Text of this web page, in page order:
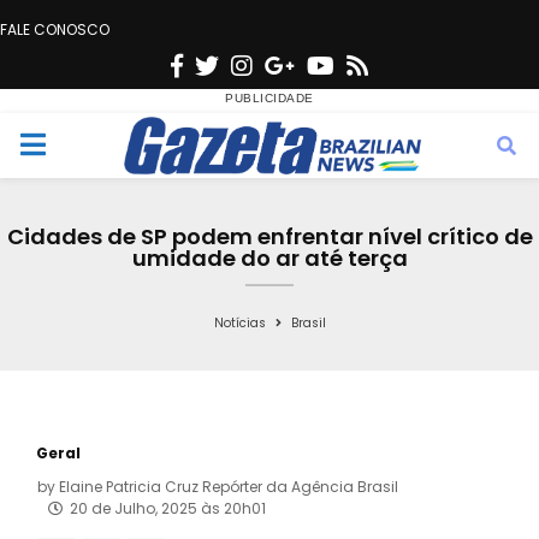
FALE CONOSCO
F
c
e
o
T
w
i
t
e
n
s
t
g
r
a
G
o
o
g
e
Y
u
t
b
s
M
Cidades de SP podem enfrentar nível crítico de
umidade do ar até terça
Notícias Brasil
Geral
by Elaine Patricia Cruz Repórter da Agência Brasil
20 de Julho, 2025 às 20h01